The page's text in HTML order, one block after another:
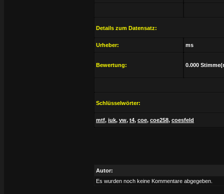
Details zum Datensatz:
Urheber: ms
Bewertung: 0.000
Schlüsselwörter:
mtf, iuk, vw, t4, coe, coe258, coesfeld
Autor:
Es wurden noch keine Kommentare abgegeben.